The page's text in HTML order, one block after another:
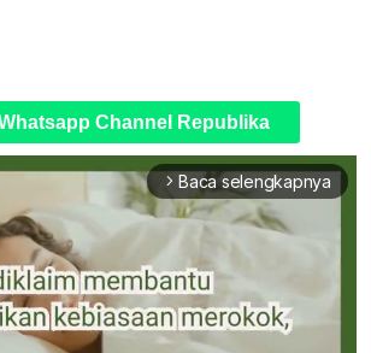
Channel Republika
arrow_forward_ios Baca selengkapnya